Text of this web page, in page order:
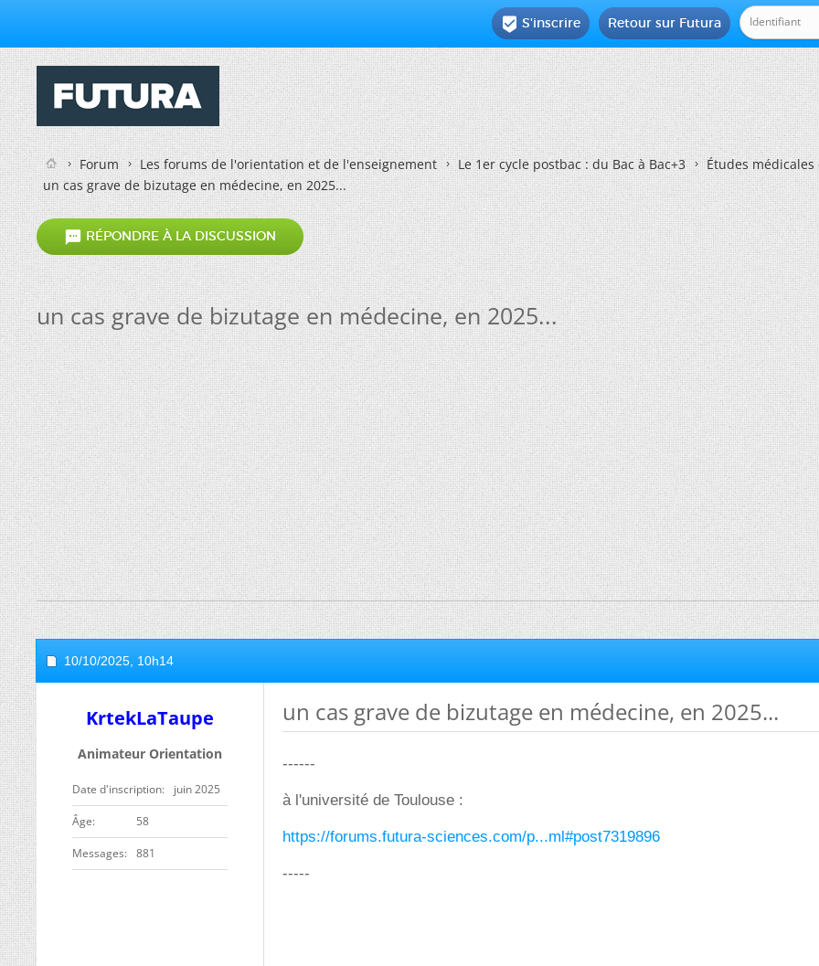
Retour sur Futura
 S'inscrire
Forum Les forums de l'orientation et de l'enseignement Le 1er cycle postbac : du Bac à Bac+3
Études
un cas grave de bizutage en médecine, en 2025...
 RÉPONDRE À LA DISCUSSION
un cas grave de bizutage en médecine, en 2025...
10/10/2025, 10h14
KrtekLaTaupe
Animateur Orientation
Date d'inscription juin 2025
ge 58
Messages 881
un cas grave de bizutage en médecine, en 2025...
------
à l'université de Toulouse :
https://forums.futura-sciences.com/p...ml#post7319896
-----